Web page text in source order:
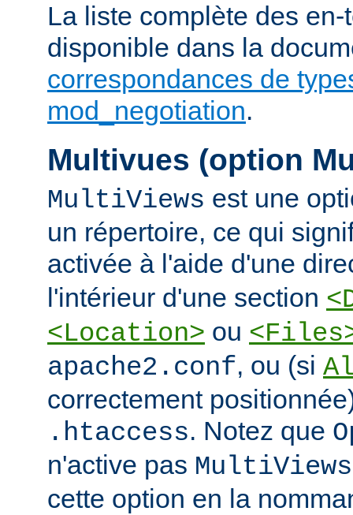
La liste complète des
disponible dans la
correspondances de
mod_negotiation.
Multivues (option
MultiViews est une
un répertoire, ce qui
activée à l'aide d'une
l'intérieur d'une section
<Location> ou
apache2.conf, ou (si
correctement
.htaccess. Notez que
n'active pas MultiViews
cette option en la